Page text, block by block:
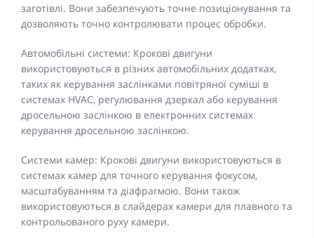
заготівлі. Вони забезпечують точне позиціонування та
дозволяють точно контролювати процес обробки.
Автомобільні системи: Крокові двигуни
використовуються в різних автомобільних додатках,
таких як керування заслінками повітряної суміші в
системах HVAC, регулювання дзеркал або керування
дросельною заслінкою в електронних системах
керування дросельною заслінкою.
Системи камер: Крокові двигуни використовуються в
системах камер для точного керування фокусом,
масштабуванням та діафрагмою. Вони також
використовуються в слайдерах камери для плавного та
контрольованого руху камери.